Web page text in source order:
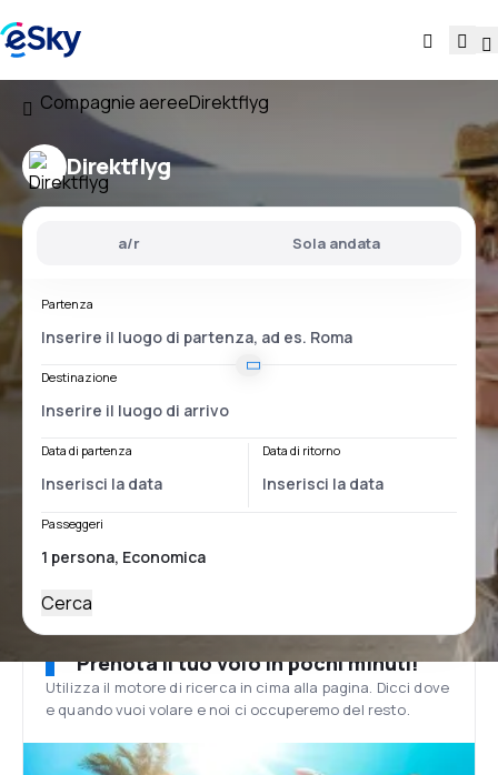
Compagnie aereeDirektflyg
Direktflyg
a/r Sola andata
Partenza
Destinazione
Data di partenza Data di ritorno
Passeggeri
Cerca
Prenota il tuo volo in pochi minuti!
Utilizza il motore di ricerca in cima alla pagina. Dicci dove
e quando vuoi volare e noi ci occuperemo del resto.